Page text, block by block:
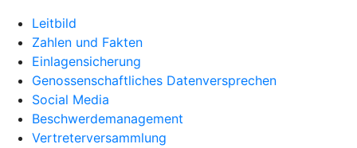
Leitbild
Zahlen und Fakten
Einlagensicherung
Genossenschaftliches Datenversprechen
Social Media
Beschwerdemanagement
Vertreterversammlung